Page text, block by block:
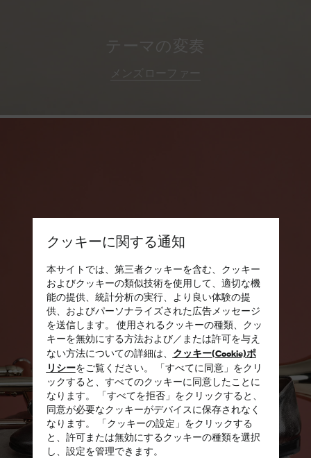
クッキーに関する通知
本サイトでは、第三者クッキーを含む、クッキー
およびクッキーの類似技術を使用して、適切な機
能の提供、統計分析の実行、より良い体験の提
供、およびパーソナライズされた広告メッセージ
を送信します。 使用されるクッキーの種類、クッ
キーを無効にする方法および／または許可を与え
ない方法についての詳細は、 クッキー(Cookie)ポ
リシーをご覧ください。 「すべてに同意」をクリ
ックすると、すべてのクッキーに同意したことに
なります。 「すべてを拒否」をクリックすると、
同意が必要なクッキーがデバイスに保存されなく
なります。 「クッキーの設定」をクリックする
と、許可または無効にするクッキーの種類を選択
し、設定を管理できます。
テーマの変奏
メンズローファー